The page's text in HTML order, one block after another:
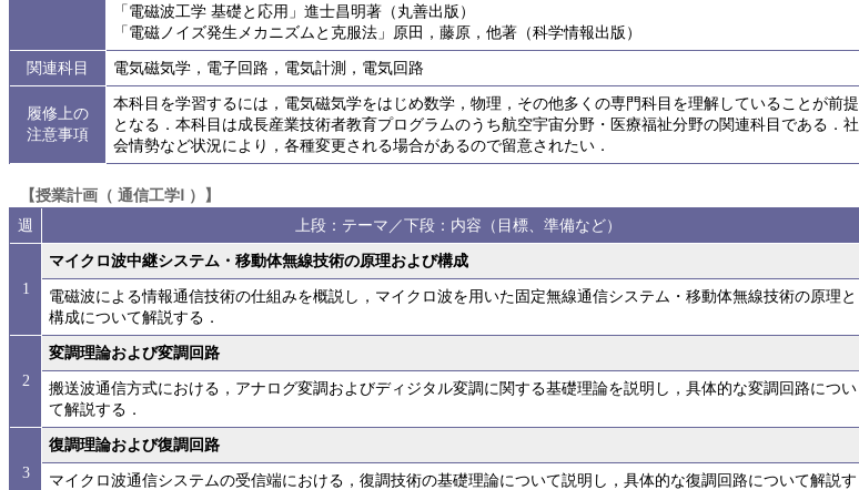
「電磁波工学 基礎と応用」進士昌明著（丸善出版）
「電磁ノイズ発生メカニズムと克服法」原田，藤原，他著（科学情報出版）
関連科目
電気磁気学，電子回路，電気計測，電気回路
履修上の
注意事項
本科目を学習するには，電気磁気学をはじめ数学，物理，その他多くの専門科目を理解していることが前提
となる．本科目は成長産業技術者教育プログラムのうち航空宇宙分野・医療福祉分野の関連科目である．社
会情勢など状況により，各種変更される場合があるので留意されたい．
【授業計画（ 通信工学Ⅰ ）】
週
上段：テーマ／下段：内容（目標、準備など）
1
マイクロ波中継システム・移動体無線技術の原理および構成
電磁波による情報通信技術の仕組みを概説し，マイクロ波を用いた固定無線通信システム・移動体無線技術の原理と
構成について解説する．
2
変調理論および変調回路
搬送波通信方式における，アナログ変調およびディジタル変調に関する基礎理論を説明し，具体的な変調回路につい
て解説する．
3
復調理論および復調回路
マイクロ波通信システムの受信端における，復調技術の基礎理論について説明し，具体的な復調回路について解説す